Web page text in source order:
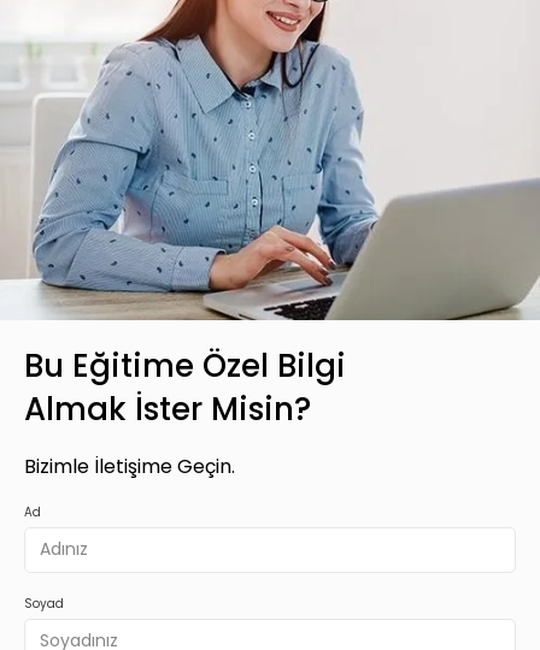
Bu Eğitime Özel Bilgi
Almak İster Misin?
Bizimle İletişime Geçin.
Ad
Soyad
Basic Paketi Kapsar
Premium
Basic Katalog içerisindeki eğitimlere ek
olarak, hazır öğrenme deneyimleri haline
getirdiğimiz gelişim yolculukları; liderlik
eğitimleri ve yenilikçi öğrenme
yöntemleri ile hazırlanmış eğitimleri
Teklif Listeme Ekle